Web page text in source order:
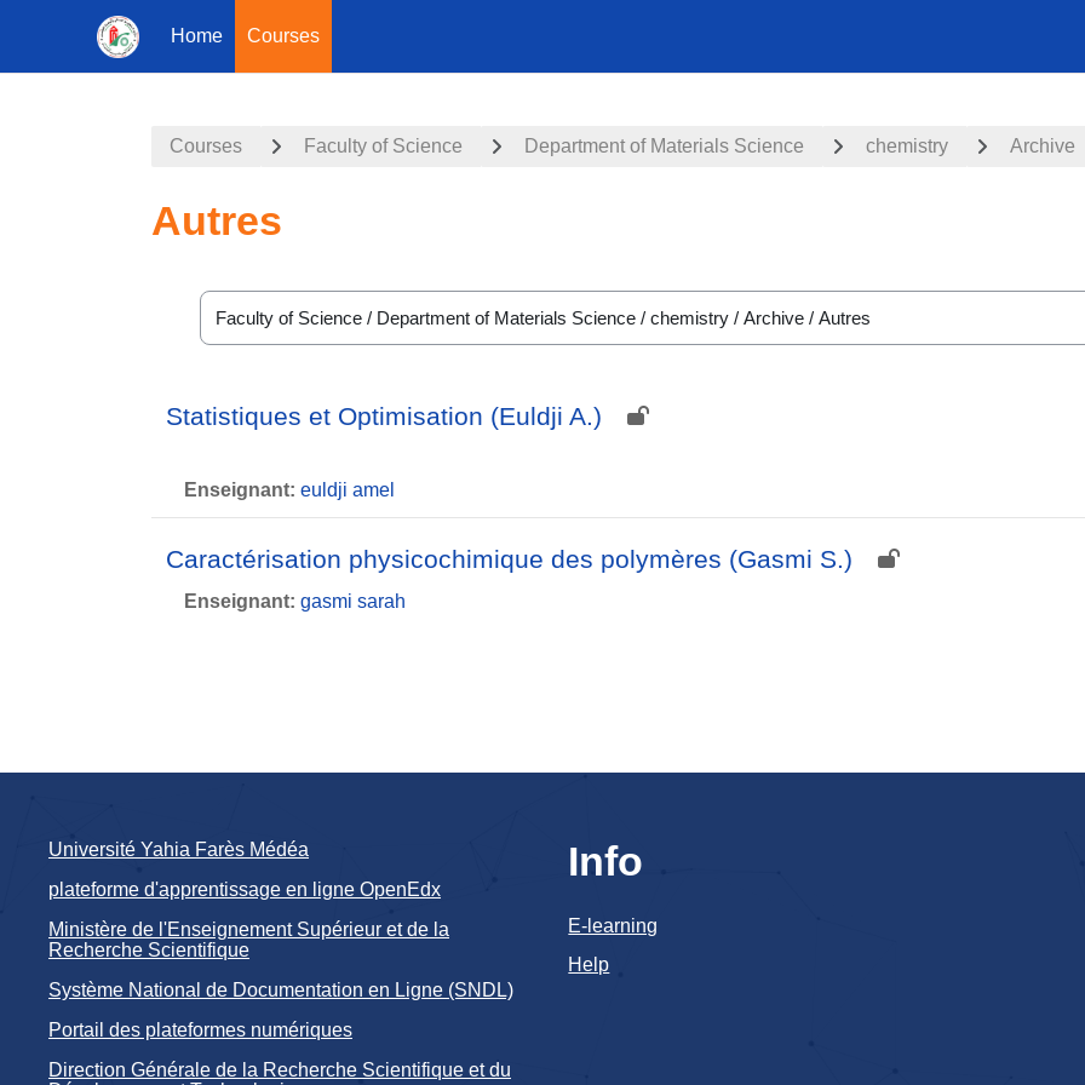
Home Courses
Courses Faculty of Science Department of Materials Science chemistry Archive
Autres
Course categories
Statistiques et Optimisation (Euldji A.)
Enseignant: euldji amel
Caractérisation physicochimique des polymères (Gasmi S.)
Enseignant: gasmi sarah
Université Yahia Farès Médéa
plateforme d'apprentissage en ligne OpenEdx
Ministère de l'Enseignement Supérieur et de la
Recherche Scientifique
Système National de Documentation en Ligne (SNDL)
Portail des plateformes numériques
Direction Générale de la Recherche Scientifique et du
Info
E-learning
Help